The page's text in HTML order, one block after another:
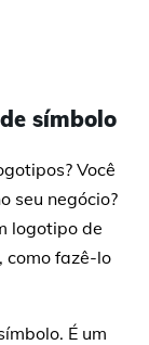
símbolo
Você
seu negócio?
logotipo de
como fazê-lo
É um